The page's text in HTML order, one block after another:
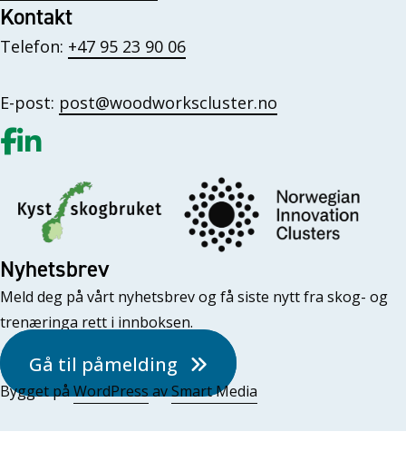
Kontakt
Telefon: +47 95 23 90 06
E-post: post@woodworkscluster.no
Gå til vår Facebook
Gå til vår LinkedIn
Nyhetsbrev
Meld deg på vårt nyhetsbrev og få siste nytt fra skog- og
trenæringa rett i innboksen.
Gå til påmelding
Bygget på WordPress avSmart Media